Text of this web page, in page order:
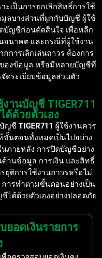
ะเป็นการยกเลิกสิทธิ์การใช้
ลบางส่วนที่ผูกกับบัญชี ผู้ใช้
บัญชีก่อนตัดสินใจ เพื่อหลีก
อนาคต และกรณีที่ผู้ใช้งาน
กการเลิกเล่นถาวร ต้องการ
องข้อมูล หรือมีหลายบัญชีที่
ดระเบียบข้อมูลส่วนตัว
านบัญชี TIGER711
ด้ด้วยตัวเอง
บัญชี TIGER711 ผู้ใช้งานควร
ขั้นตอนทั้งหมดเป็นไปอย่าง
ภายหลัง การปิดบัญชีอย่าง
านข้อมูล การเงิน และสิทธิ์
ยุติการใช้งานถาวรหรือไม่
ารทำตามขั้นตอนอย่างเป็น
ได้ด้วยตัวเองอย่างปลอดภัย
อดเงินรายการ